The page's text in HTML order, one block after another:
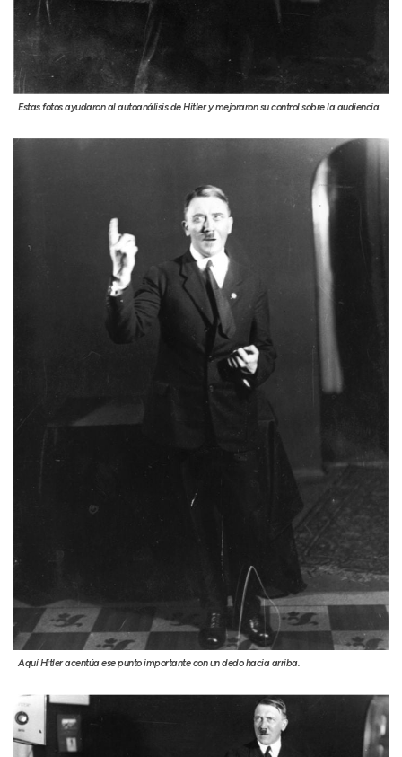
Estas fotos ayudaron al autoanálisis de Hitler y mejoraron su control sobre la audiencia.
Aquí Hitler acentúa ese punto importante con un dedo hacia arriba.